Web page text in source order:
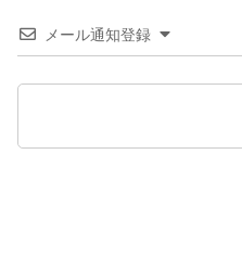
メール通知登録